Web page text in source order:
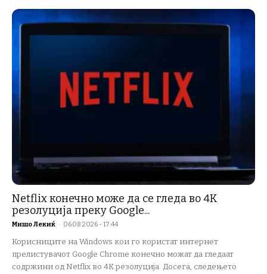
Netflix конечно може да се гледа во 4K
резолуција преку Google...
Мишо Лекиќ - 06.08.2026 - 17:44
Корисниците на Windows кои го користат интернет
прелистувачот Google Chrome конечно можат да гледаат
содржини од Netflix во 4K резолуција. Досега, следењето